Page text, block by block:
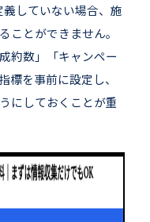
していない場合、施
ことができません。
約数」「キャンペー
標を事前に設定し、
にしておくことが重